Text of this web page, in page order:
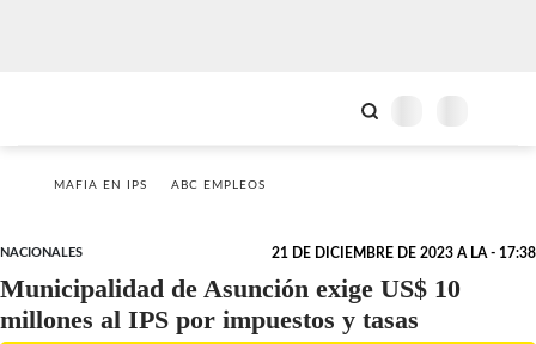
MAFIA EN IPS ABC EMPLEOS
NACIONALES 21 DE DICIEMBRE DE 2023 A LA - 17:38
Municipalidad de Asunción exige US$ 10
millones al IPS por impuestos y tasas